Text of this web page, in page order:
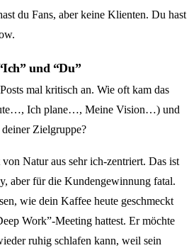
du Fans, aber keine Klienten. Du hast
und “Du”
mal kritisch an. Wie oft kam das
Ich plane…, Meine Vision…) und
Zielgruppe?
Natur aus sehr ich-zentriert. Das ist
aber für die Kundengewinnung fatal.
wie dein Kaffee heute geschmeckt
Work”-Meeting hattest. Er möchte
ruhig schlafen kann, weil sein